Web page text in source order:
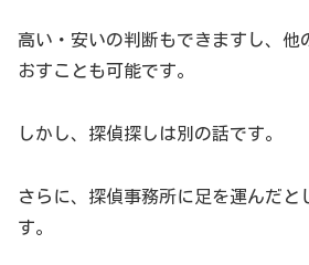
高い・安いの判断もできますし、他
おすことも可能です。
しかし、探偵探しは別の話です。
さらに、探偵事務所に足を運んだと
す。